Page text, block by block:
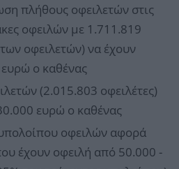
πλήθους οφειλετών στις
οφειλών με 1.711.819
οφειλετών) να έχουν
ο καθένας
(2.015.803 οφειλέτες)
ευρώ ο καθένας
οφειλών αφορά
έχουν οφειλή από 50.000 -